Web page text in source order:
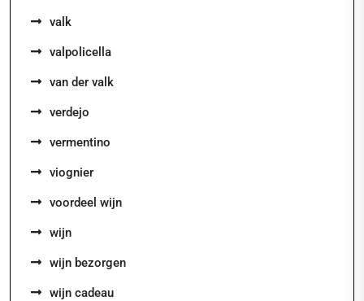
valk
valpolicella
van der valk
verdejo
vermentino
viognier
voordeel wijn
wijn
wijn bezorgen
wijn cadeau